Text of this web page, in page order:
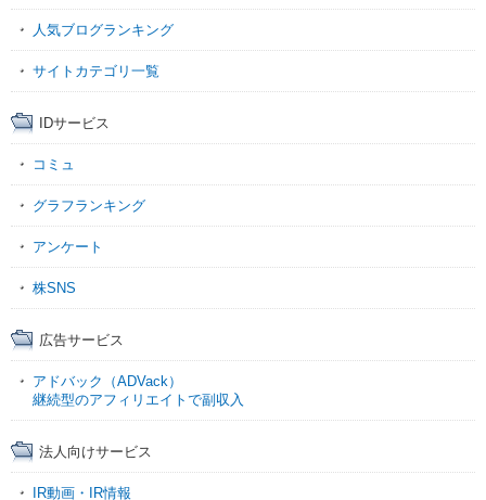
人気ブログランキング
サイトカテゴリ一覧
IDサービス
コミュ
グラフランキング
アンケート
株SNS
広告サービス
アドバック（ADVack）
継続型のアフィリエイトで副収入
法人向けサービス
IR動画・IR情報